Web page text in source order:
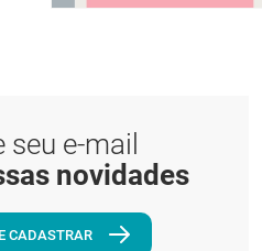
seu e-mail
novidades
CADASTRAR